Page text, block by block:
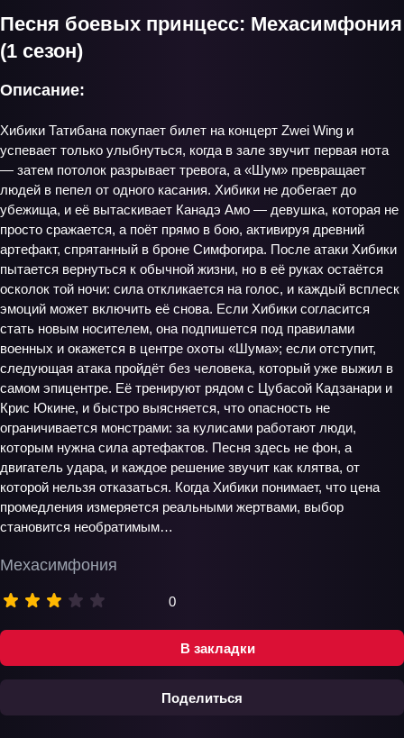
В закладки
Поделиться
Песня боевых принцесс: Мехасимфония
(1 сезон)
Мехасимфония
0
Описание:
Хибики Татибана покупает билет на концерт Zwei Wing и
успевает только улыбнуться, когда в зале звучит первая нота
— затем потолок разрывает тревога, а «Шум» превращает
людей в пепел от одного касания. Хибики не добегает до
убежища, и её вытаскивает Канадэ Амо — девушка, которая не
просто сражается, а поёт прямо в бою, активируя древний
артефакт, спрятанный в броне Симфогира. После атаки Хибики
пытается вернуться к обычной жизни, но в её руках остаётся
осколок той ночи: сила откликается на голос, и каждый всплеск
эмоций может включить её снова. Если Хибики согласится
стать новым носителем, она подпишется под правилами
военных и окажется в центре охоты «Шума»; если отступит,
следующая атака пройдёт без человека, который уже выжил в
самом эпицентре. Её тренируют рядом с Цубасой Кадзанари и
Крис Юкине, и быстро выясняется, что опасность не
ограничивается монстрами: за кулисами работают люди,
которым нужна сила артефактов. Песня здесь не фон, а
двигатель удара, и каждое решение звучит как клятва, от
которой нельзя отказаться. Когда Хибики понимает, что цена
промедления измеряется реальными жертвами, выбор
становится необратимым…